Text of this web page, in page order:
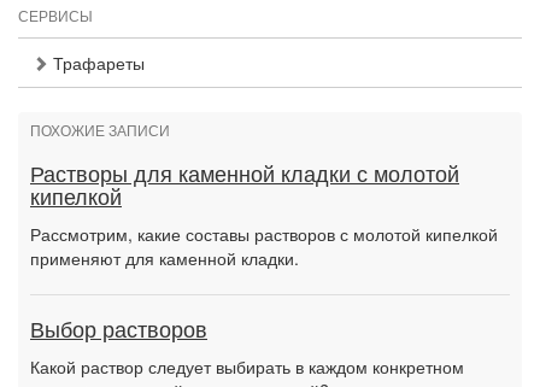
СЕРВИСЫ
Трафареты
ПОХОЖИЕ ЗАПИСИ
Растворы для каменной кладки с молотой
кипелкой
Рассмотрим, какие составы растворов с молотой кипелкой
применяют для каменной кладки.
Выбор растворов
Какой раствор следует выбирать в каждом конкретном